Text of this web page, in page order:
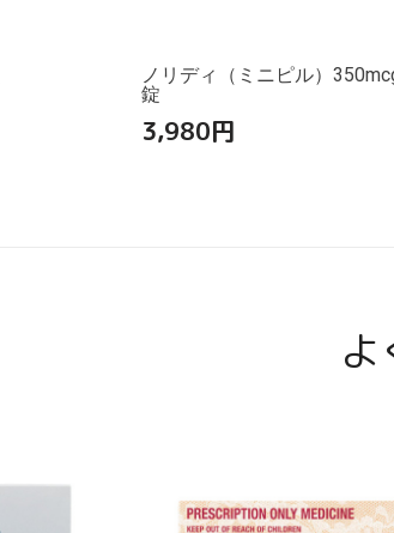
ノリディ（ミニピル）
錠
3,980円